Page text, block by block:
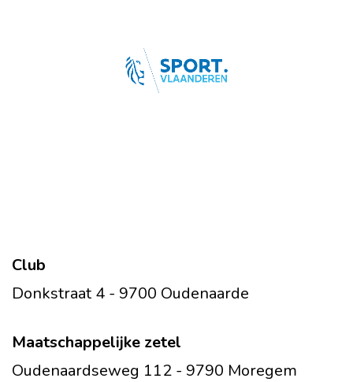
Club
Donkstraat 4 - 9700 Oudenaarde
Maatschappelijke zetel
Oudenaardseweg 112 - 9790 Moregem